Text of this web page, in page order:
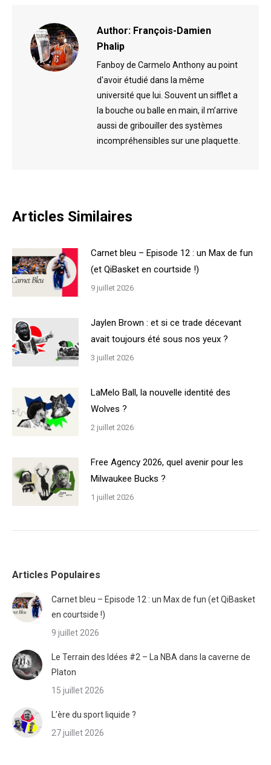
Author: François-Damien
Phalip
Fanboy de Carmelo Anthony au point
d'avoir étudié dans la même
université que lui. Souvent un sifflet a
la bouche ou balle en main, il m’arrive
aussi de gribouiller des systèmes
incompréhensibles sur une plaquette.
Articles Similaires
Carnet bleu – Episode 12 : un Max de fun
(et QiBasket en courtside !)
9 juillet 2026
Jaylen Brown : et si ce trade décevant
avait toujours été sous nos yeux ?
3 juillet 2026
LaMelo Ball, la nouvelle identité des
Wolves ?
2 juillet 2026
Free Agency 2026, quel avenir pour les
Milwaukee Bucks ?
1 juillet 2026
Articles Populaires
Carnet bleu – Episode 12 : un Max de fun (et QiBasket
en courtside !)
9 juillet 2026
Le Terrain des Idées #2 – La NBA dans la caverne de
Platon
15 juillet 2026
L’ère du sport liquide ?
27 juillet 2026